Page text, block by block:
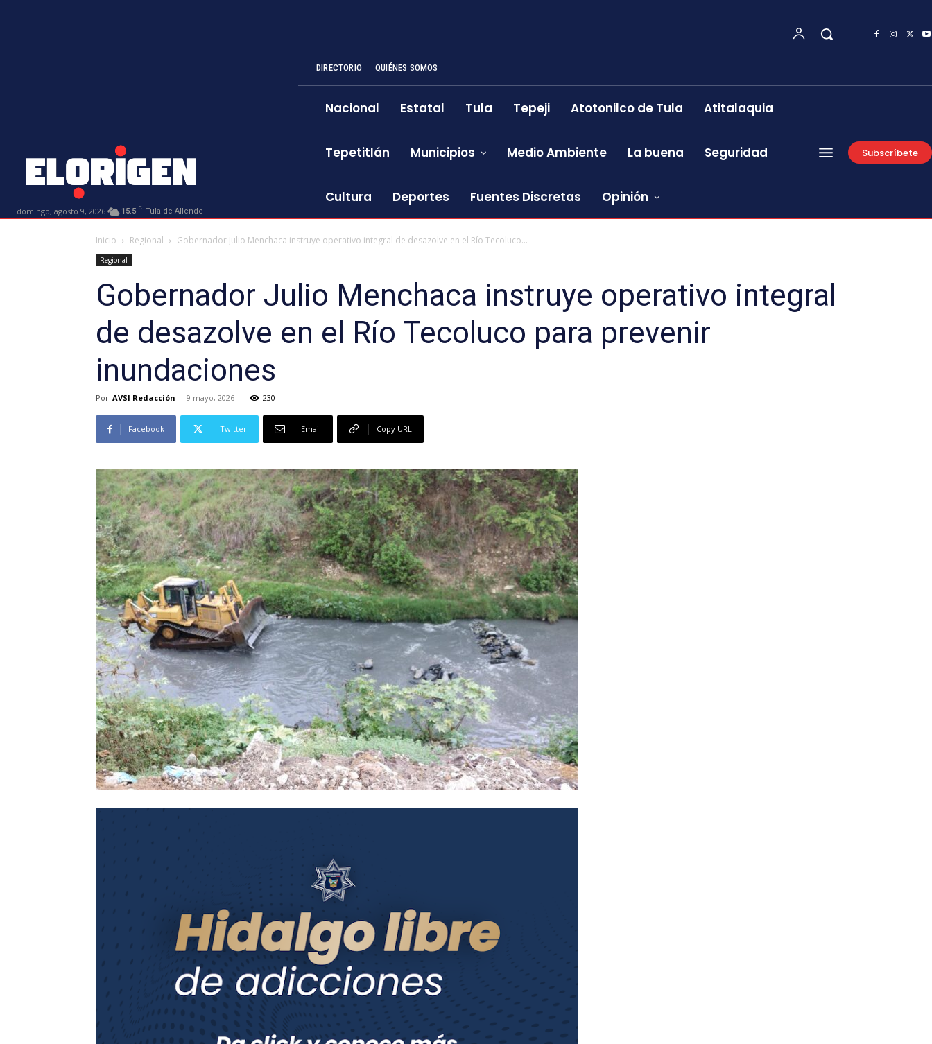
domingo, agosto 9, 2026 15.5 C Tula de Allende
DIRECTORIO QUIÉNES SOMOS
Nacional Estatal Tula Tepeji Atotonilco de Tula Atitalaquia
Tepetitlán Municipios Medio Ambiente La buena Seguridad
Cultura Deportes Fuentes Discretas Opinión
Subscríbete
Inicio Regional Gobernador Julio Menchaca instruye operativo integral de desazolve en el Río Tecoluco...
Regional
Gobernador Julio Menchaca instruye operativo integral
de desazolve en el Río Tecoluco para prevenir
inundaciones
Por AVSI Redacción - 9 mayo, 2026 230
Facebook Twitter Email Copy URL